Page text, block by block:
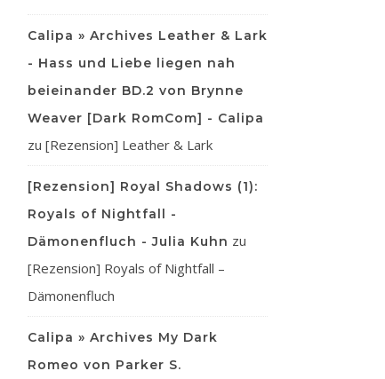
Calipa » Archives Leather & Lark
- Hass und Liebe liegen nah
beieinander BD.2 von Brynne
Weaver [Dark RomCom] - Calipa
zu [Rezension] Leather & Lark
[Rezension] Royal Shadows (1):
Royals of Nightfall -
Dämonenfluch - Julia Kuhn zu
[Rezension] Royals of Nightfall –
Dämonenfluch
Calipa » Archives My Dark
Romeo von Parker S.